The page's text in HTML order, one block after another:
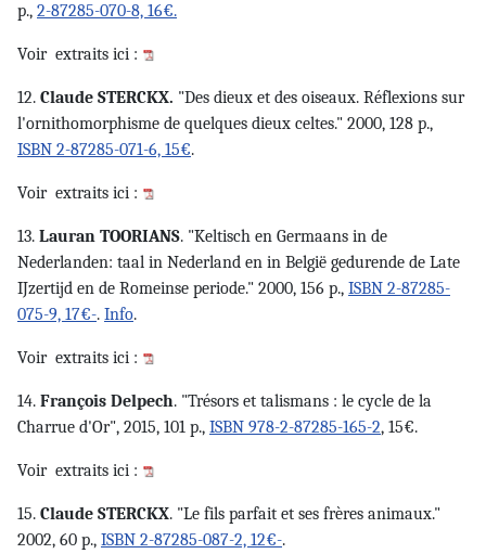
p., 2-87285-070-8, 16€.
Voir extraits ici :
12. Claude STERCKX. "Des dieux et des oiseaux. Réflexions sur
l'ornithomorphisme de quelques dieux celtes." 2000, 128 p.,
ISBN 2-87285-071-6, 15€.
Voir extraits ici :
13. Lauran TOORIANS. "Keltisch en Germaans in de
Nederlanden: taal in Nederland en in België gedurende de Late
IJzertijd en de Romeinse periode." 2000, 156 p., ISBN 2-87285-
075-9, 17€-. Info.
Voir extraits ici :
14. François Delpech. "Trésors et talismans : le cycle de la
Charrue d'Or", 2015, 101 p., ISBN 978-2-87285-165-2, 15€.
Voir extraits ici :
15. Claude STERCKX. "Le fils parfait et ses frères animaux."
2002, 60 p., ISBN 2-87285-087-2, 12€-.